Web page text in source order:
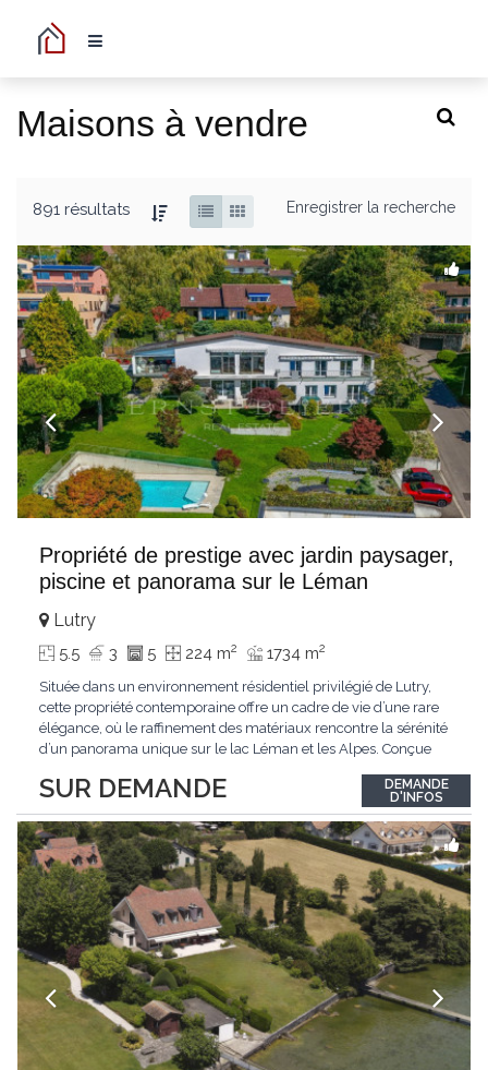
Maisons à vendre
891 résultats Enregistrer la recherche
Propriété de prestige avec jardin paysager,
piscine et panorama sur le Léman
SUR DEMANDE
Lutry
5.5 3 5 224 m2 1734 m2
Située dans un environnement résidentiel privilégié de Lutry,
cette propriété contemporaine offre un cadre de vie d’une rare
élégance, où le raffinement des matériaux rencontre la sérénité
d’un panorama unique sur le lac Léman et les Alpes. Conçue
distingue par ses espaces généreux et son atmosphère
résolument harmonieuse. Caractéristiques...
DEMANDE
D'INFOS